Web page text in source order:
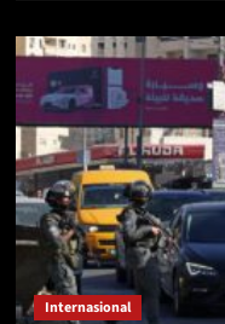
Internasional